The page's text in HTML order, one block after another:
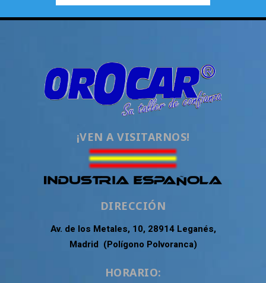
¡VEN A VISITARNOS!
DIRECCIÓN
Av. de los Metales, 10, 28914 Leganés,
Madrid (Polígono Polvoranca)
HORARIO: